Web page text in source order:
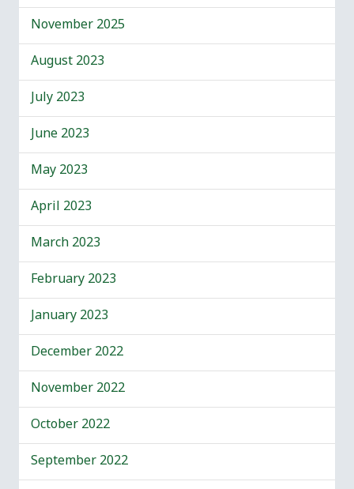
November 2025
August 2023
July 2023
June 2023
May 2023
April 2023
March 2023
February 2023
January 2023
December 2022
November 2022
October 2022
September 2022